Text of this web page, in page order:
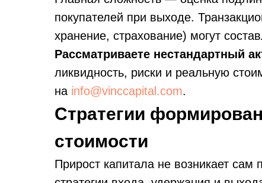
покупателей при выходе.
хранение, страхование) могут
Рассматриваете нестандартный
ликвидность, риски и реальную
на info@vinccapital.com.
Стратегии
стоимости
Прирост капитала не возникает сам